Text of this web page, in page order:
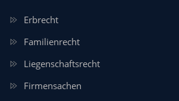
Erbrecht
Familienrecht
Liegenschaftsrecht
Firmensachen